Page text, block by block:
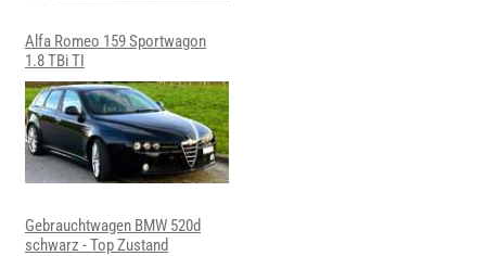
Alfa Romeo 159 Sportwagon
1.8 TBi TI
Gebrauchtwagen BMW 520d
schwarz - Top Zustand